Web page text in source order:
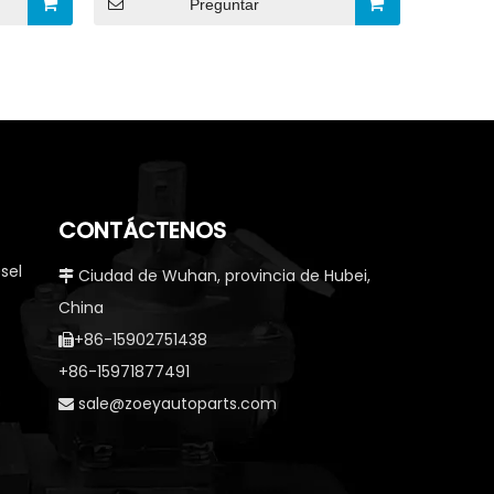
Preguntar
CONTÁCTENOS
 Ciudad de Wuhan, provincia de Hubei,
China
+86-15902751438
+86-15971877491
 sale@zoeyautoparts.com